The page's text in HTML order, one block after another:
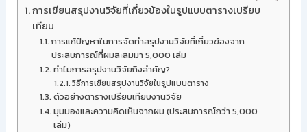
การเขียนสรุปงานวิจัยที่เกี่ยวข้องในรูปแบบตารางเปรียบ
เทียบ
การแก้ปัญหาในการจัดทำสรุปงานวิจัยที่เกี่ยวข้องจาก
ประสบการณ์ที่ผมสะสมมา 5,000 เล่ม
ทำไมการสรุปงานวิจัยถึงสำคัญ?
วิธีการเขียนสรุปงานวิจัยในรูปแบบตาราง
ตัวอย่างตารางเปรียบเทียบงานวิจัย
มุมมองและความคิดเห็นจากผม (ประสบการณ์กว่า 5,000
เล่ม)